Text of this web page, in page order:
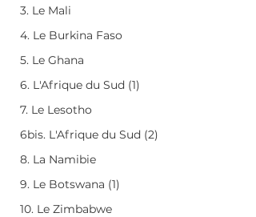
3. Le Mali
4. Le Burkina Faso
5. Le Ghana
6. L'Afrique du Sud (1)
7. Le Lesotho
6bis. L'Afrique du Sud (2)
8. La Namibie
9. Le Botswana (1)
10. Le Zimbabwe